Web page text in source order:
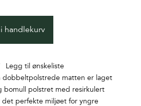
handlekurv
Legg til ønskeliste
dobbeltpolstrede matten er laget
bomull polstret med resirkulert
det perfekte miljøet for yngre